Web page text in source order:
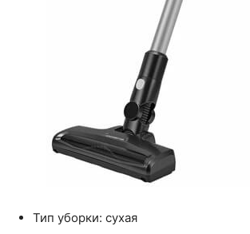
Тип уборки: сухая